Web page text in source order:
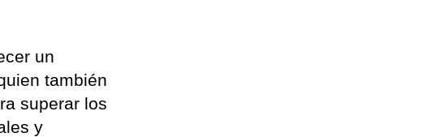
un
también
superar los
y